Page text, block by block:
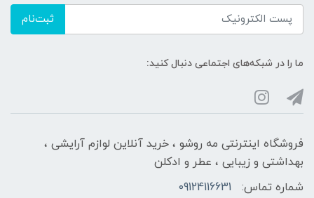
ثبت‌نام
ما را در شبکه‌های اجتماعی دنبال کنید:
فروشگاه اینترنتی مه‌ رو‌شو ، خرید آنلاین لوازم آرایشی ،
بهداشتی و زیبایی ، عطر و ادکلن
شماره تماس:
09124116631